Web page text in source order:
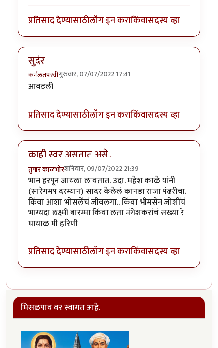
प्रतिसाद देण्यासाठीलॉग इन कराकिंवासदस्य व्हा
सुदंर
कर्नलतपस्वीगुरुवार, 07/07/2022 17:41
आवडली.
प्रतिसाद देण्यासाठीलॉग इन कराकिंवासदस्य व्हा
काही स्वर असतात असे..
तुषार काळभोरशनिवार, 09/07/2022 21:39
भान हरपून जायला लावतात. उदा. महेश काळे यांनी
(सारेगमप दरम्यान) सादर केलेलं कानडा राजा पंढरीचा.
किंवा आशा भोसलेंचं जीवलगा.. किंवा भीमसेन जोशींचं
भाग्यदा लक्ष्मी बारम्मा किंवा लता मंगेशकरांचं सख्या रे
घायाळ मी हरिणी
प्रतिसाद देण्यासाठीलॉग इन कराकिंवासदस्य व्हा
मिसळपाव वर स्वागत आहे.